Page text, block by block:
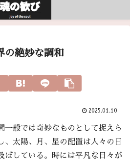
の絶妙な調和
2025.01.10
一般では奇妙なものとして捉えら
、太陽、月、星の配置は人々の日
ぼしている。時には平凡な日々が